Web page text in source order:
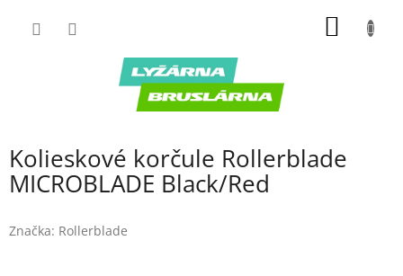
Kolieskové korčule Rollerblade
MICROBLADE Black/Red
Značka: Rollerblade